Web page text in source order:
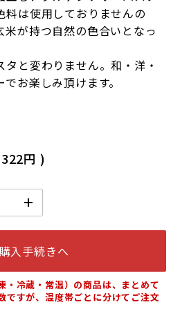
料は使用しておりませんの
米が持つ自然の色合いとなっ
タと変わりません。和・洋・
お楽しみ頂けます。
322円 )
購入手続きへ
・冷蔵・常温）の商品は、まとめて
ですが、温度帯ごとに分けてご注文